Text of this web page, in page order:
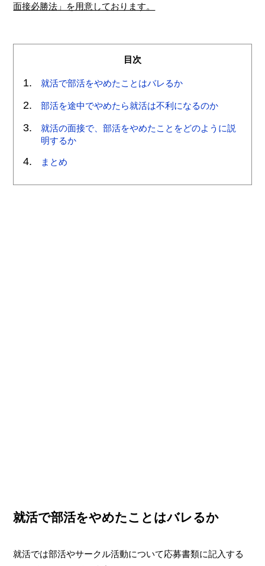
面接必勝法」を用意しております。
目次
就活で部活をやめたことはバレるか
部活を途中でやめたら就活は不利になるのか
就活の面接で、部活をやめたことをどのように説
明するか
まとめ
就活で部活をやめたことはバレるか
就活では部活やサークル活動について応募書類に記入する